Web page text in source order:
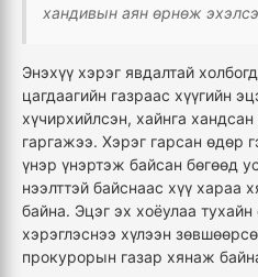
хандивын аян өрнөж
Энэхүү хэрэг явдалтай
цагдаагийн газраас хүүгийн
хүчирхийлсэн, хайнга
гаргажээ. Хэрэг гарсан өдөр
үнэр үнэртэж байсан бөгөөд
нээлттэй байснаас хүү хараа
байна. Эцэг эх хоёулаа
хэрэглэснээ хүлээн
прокурорын газар хянаж